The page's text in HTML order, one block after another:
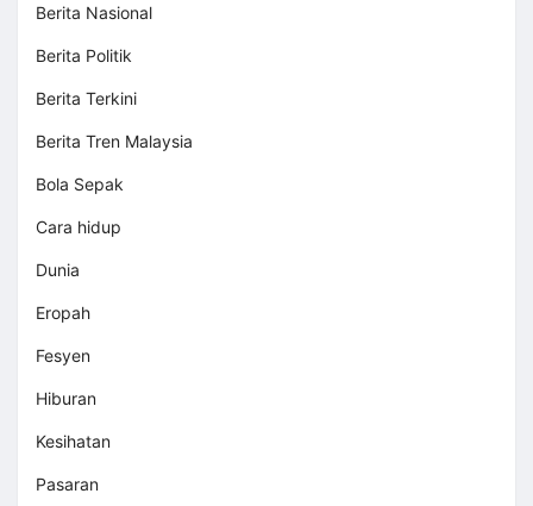
Berita Nasional
Berita Politik
Berita Terkini
Berita Tren Malaysia
Bola Sepak
Cara hidup
Dunia
Eropah
Fesyen
Hiburan
Kesihatan
Pasaran